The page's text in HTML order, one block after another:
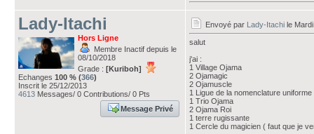
Lady-Itachi
Hors Ligne
Membre Inactif depuis le
08/10/2018
Grade : [Kuriboh]
Echanges 100 % (366)
Inscrit le 25/12/2013
4613 Messages/ 0 Contributions/ 0 Pts
Message Privé
Envoyé par Lady-Itachi le
salut
j'ai :
1 Village Ojama
2 Ojamagic
2 Ojamuscle
1 Ligue de la nomenclature uniforme
1 Trio Ojama
2 Ojama Roi
1 terre rugissante
1 Cercle du magicien ( faut que je